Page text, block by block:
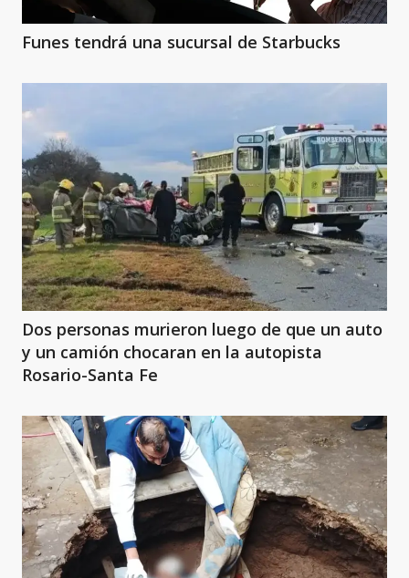
Funes tendrá una sucursal de Starbucks
Dos personas murieron luego de que un auto
y un camión chocaran en la autopista
Rosario-Santa Fe